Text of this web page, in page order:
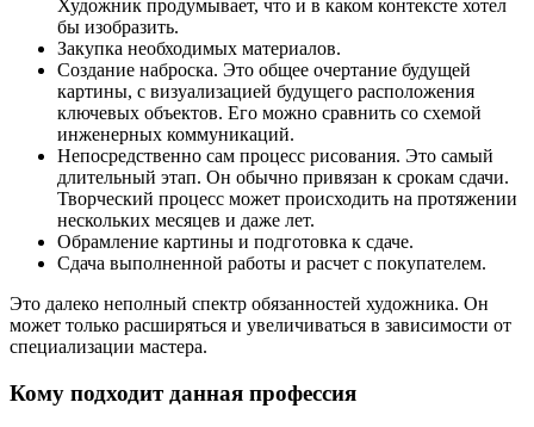
Художник продумывает, что и в каком контексте хотел
бы изобразить.
Закупка необходимых материалов.
Создание наброска. Это общее очертание будущей
картины, с визуализацией будущего расположения
ключевых объектов. Его можно сравнить со схемой
инженерных коммуникаций.
Непосредственно сам процесс рисования. Это самый
длительный этап. Он обычно привязан к срокам сдачи.
Творческий процесс может происходить на протяжении
нескольких месяцев и даже лет.
Обрамление картины и подготовка к сдаче.
Сдача выполненной работы и расчет с покупателем.
Это далеко неполный спектр обязанностей художника. Он
может только расширяться и увеличиваться в зависимости от
специализации мастера.
Кому подходит данная профессия